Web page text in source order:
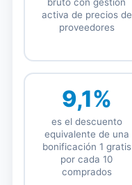
bruto con gestión
activa de precios de
proveedores
9,1%
es el descuento
equivalente de una
bonificación 1 gratis
por cada 10
comprados